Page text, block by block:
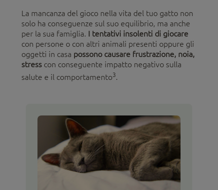
La mancanza del gioco nella vita del tuo gatto non
solo ha conseguenze sul suo equilibrio, ma anche
per la sua famiglia. I tentativi insolenti di giocare
con persone o con altri animali presenti oppure gli
oggetti in casa possono causare frustrazione, noia,
stress con conseguente impatto negativo sulla
salute e il comportamento3.